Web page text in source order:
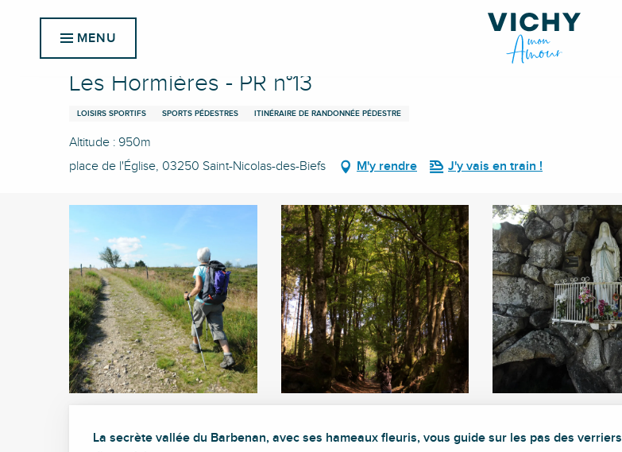
MENU
Accueil Les Hormières - PR n°13
Les Hormières - PR n°13
LOISIRS SPORTIFS SPORTS PÉDESTRES ITINÉRAIRE DE RANDONNÉE PÉDESTRE
Altitude : 950m
place de l'Église, 03250 Saint-Nicolas-des-Biefs
M'y rendre J'y vais en train !
Description
La secrète vallée du Barbenan, avec ses hameaux fleuris, vous guide sur les pas des verriers